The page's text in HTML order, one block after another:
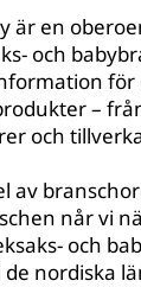
är en
och
för
–
och
av
når vi
och
de nordiska